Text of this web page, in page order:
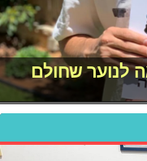
לנוער שחולם